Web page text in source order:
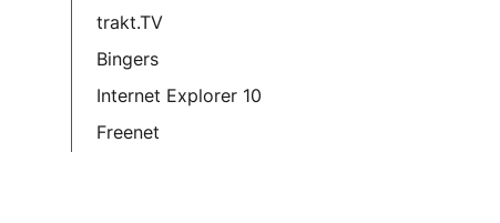
trakt.TV
Bingers
Internet Explorer 10
Freenet